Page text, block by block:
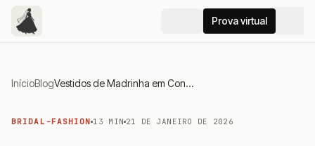
Prova virtual
InícioBlog Vestidos de Madrinha em Conta: Onde Encontrar Modelos Acessíveis por Menos de US$ 100
BRIDAL-FASHION 13 MIN 21 DE JANEIRO DE 2026